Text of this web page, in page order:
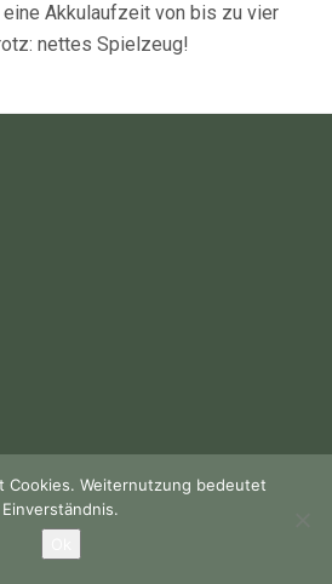
Akkulaufzeit von bis zu vier
nettes Spielzeug!
Cookies. Weiternutzung bedeutet
Einverständnis.